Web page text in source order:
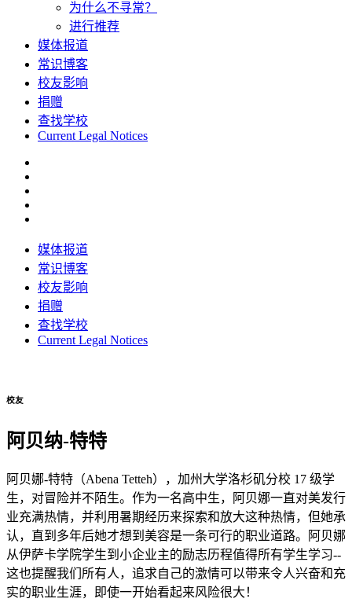
为什么不寻常？
进行推荐
媒体报道
常识博客
校友影响
捐赠
查找学校
Current Legal Notices
媒体报道
常识博客
校友影响
捐赠
查找学校
Current Legal Notices
校友
阿贝纳-特特
阿贝娜-特特（Abena Tetteh），加州大学洛杉矶分校 17 级学
生，对冒险并不陌生。作为一名高中生，阿贝娜一直对美发行
业充满热情，并利用暑期经历来探索和放大这种热情，但她承
认，直到多年后她才想到美容是一条可行的职业道路。阿贝娜
从伊萨卡学院学生到小企业主的励志历程值得所有学生学习--
这也提醒我们所有人，追求自己的激情可以带来令人兴奋和充
实的职业生涯，即使一开始看起来风险很大！